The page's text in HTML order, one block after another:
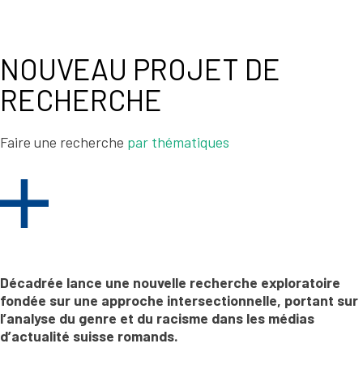
NOUVEAU PROJET DE
RECHERCHE
Faire une recherche par thématiques
Décadrée lance une nouvelle recherche exploratoire
fondée sur une approche intersectionnelle, portant sur
l’analyse du genre et du racisme dans les médias
d’actualité suisse romands.